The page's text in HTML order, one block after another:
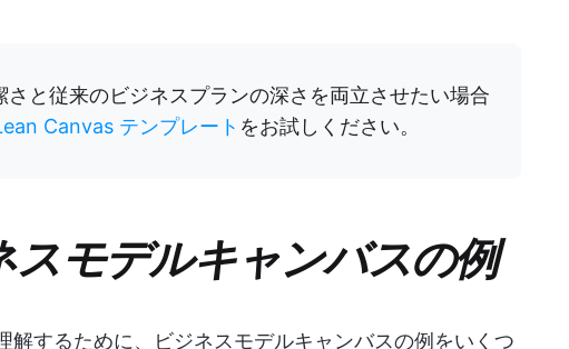
と従来のビジネスプランの深さを両立させたい場合
Canvas テンプレート をお試しください。
スモデルキャンバスの例
解するために、ビジネスモデルキャンバスの例をいくつ